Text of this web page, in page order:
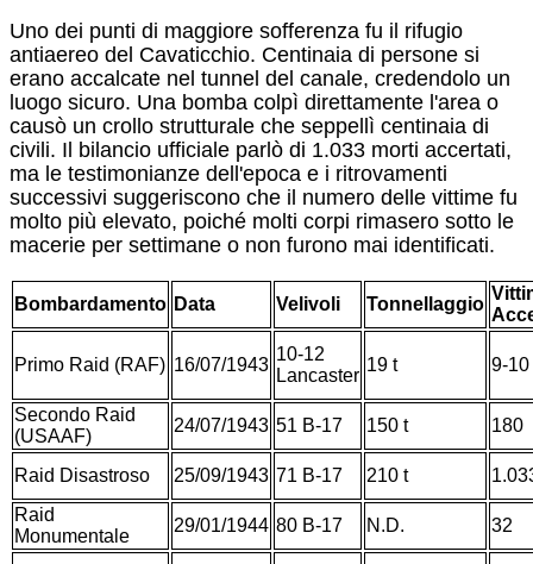
Uno dei punti di maggiore sofferenza fu il rifugio
antiaereo del Cavaticchio. Centinaia di persone si
erano accalcate nel tunnel del canale, credendolo un
luogo sicuro. Una bomba colpì direttamente l'area o
causò un crollo strutturale che seppellì centinaia di
civili. Il bilancio ufficiale parlò di 1.033 morti accertati,
ma le testimonianze dell'epoca e i ritrovamenti
successivi suggeriscono che il numero delle vittime fu
molto più elevato, poiché molti corpi rimasero sotto le
macerie per settimane o non furono mai identificati.
Bombardamento Data Velivoli Tonnellaggio
Primo Raid (RAF) 16/07/1943
10-12
Lancaster
19 t 9-10
Secondo Raid
(USAAF)
24/07/1943 51 B-17 150 t 180
Raid Disastroso 25/09/1943 71 B-17 210 t
Raid
Monumentale
29/01/1944 80 B-17 N.D. 32